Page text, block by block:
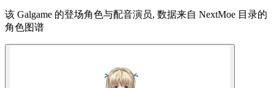
该 Galgame 的登场角色与配音演员, 数据来自 NextMoe 目录的
角色图谱